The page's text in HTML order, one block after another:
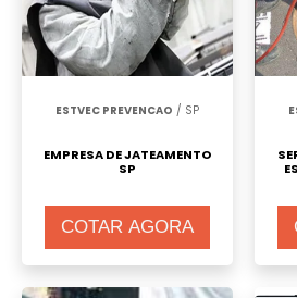
ESTVEC PREVENCAO / SP
EMPRESA DE JATEAMENTO
SP
COTAR AGORA